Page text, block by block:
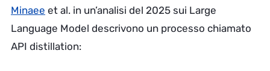
Minaee et al. in un’analisi del 2025 sui Large
Language Model descrivono un processo chiamato
API distillation: